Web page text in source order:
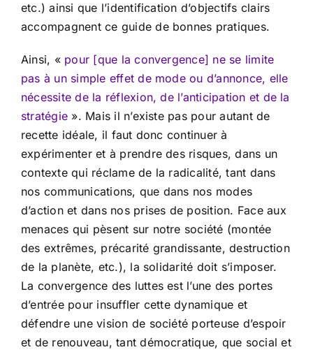
etc.) ainsi que l’identification d’objectifs clairs
accompagnent ce guide de bonnes pratiques.
Ainsi, «pour [que la convergence] ne se limite
pas à un simple effet de mode ou d’annonce, elle
nécessite de la réflexion, de l’anticipation et de la
stratégie ». Mais il n’existe pas pour autant de
recette idéale, il faut donc continuer à
expérimenter et à prendre des risques, dans un
contexte qui réclame de la radicalité, tant dans
nos communications, que dans nos modes
d’action et dans nos prises de position. Face aux
menaces qui pèsent sur notre société (montée
des extrêmes, précarité grandissante, destruction
de la planète, etc.), la solidarité doit s’imposer.
La convergence des luttes est l’une des portes
d’entrée pour insuffler cette dynamique et
défendre une vision de société porteuse d’espoir
et de renouveau, tant démocratique, que social et